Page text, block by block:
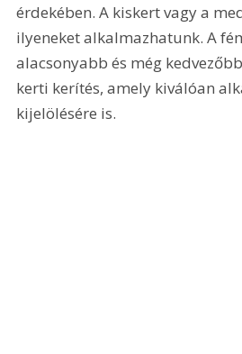
érdekében. A kiskert vagy a
ilyeneket alkalmazhatunk. A
alacsonyabb és még
kerti kerítés, amely kiválóan
kijelölésére is.